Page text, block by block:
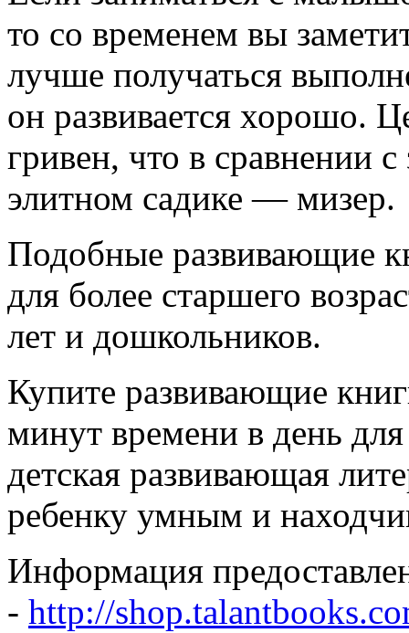
то со временем вы
лучше получаться
он развивается хорошо.
гривен, что в сравнении
элитном садике — мизер.
Подобные развивающие
для более старшего
лет и дошкольников.
Купите развивающие
минут времени в день
детская развивающая
ребенку умным и
Информация
- http://